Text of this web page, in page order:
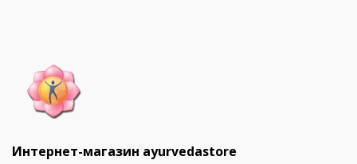
Интернет-магазин ayurvedastore